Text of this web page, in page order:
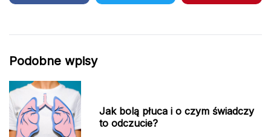
Podobne wpisy
Jak bolą płuca i o czym świadczy
to odczucie?